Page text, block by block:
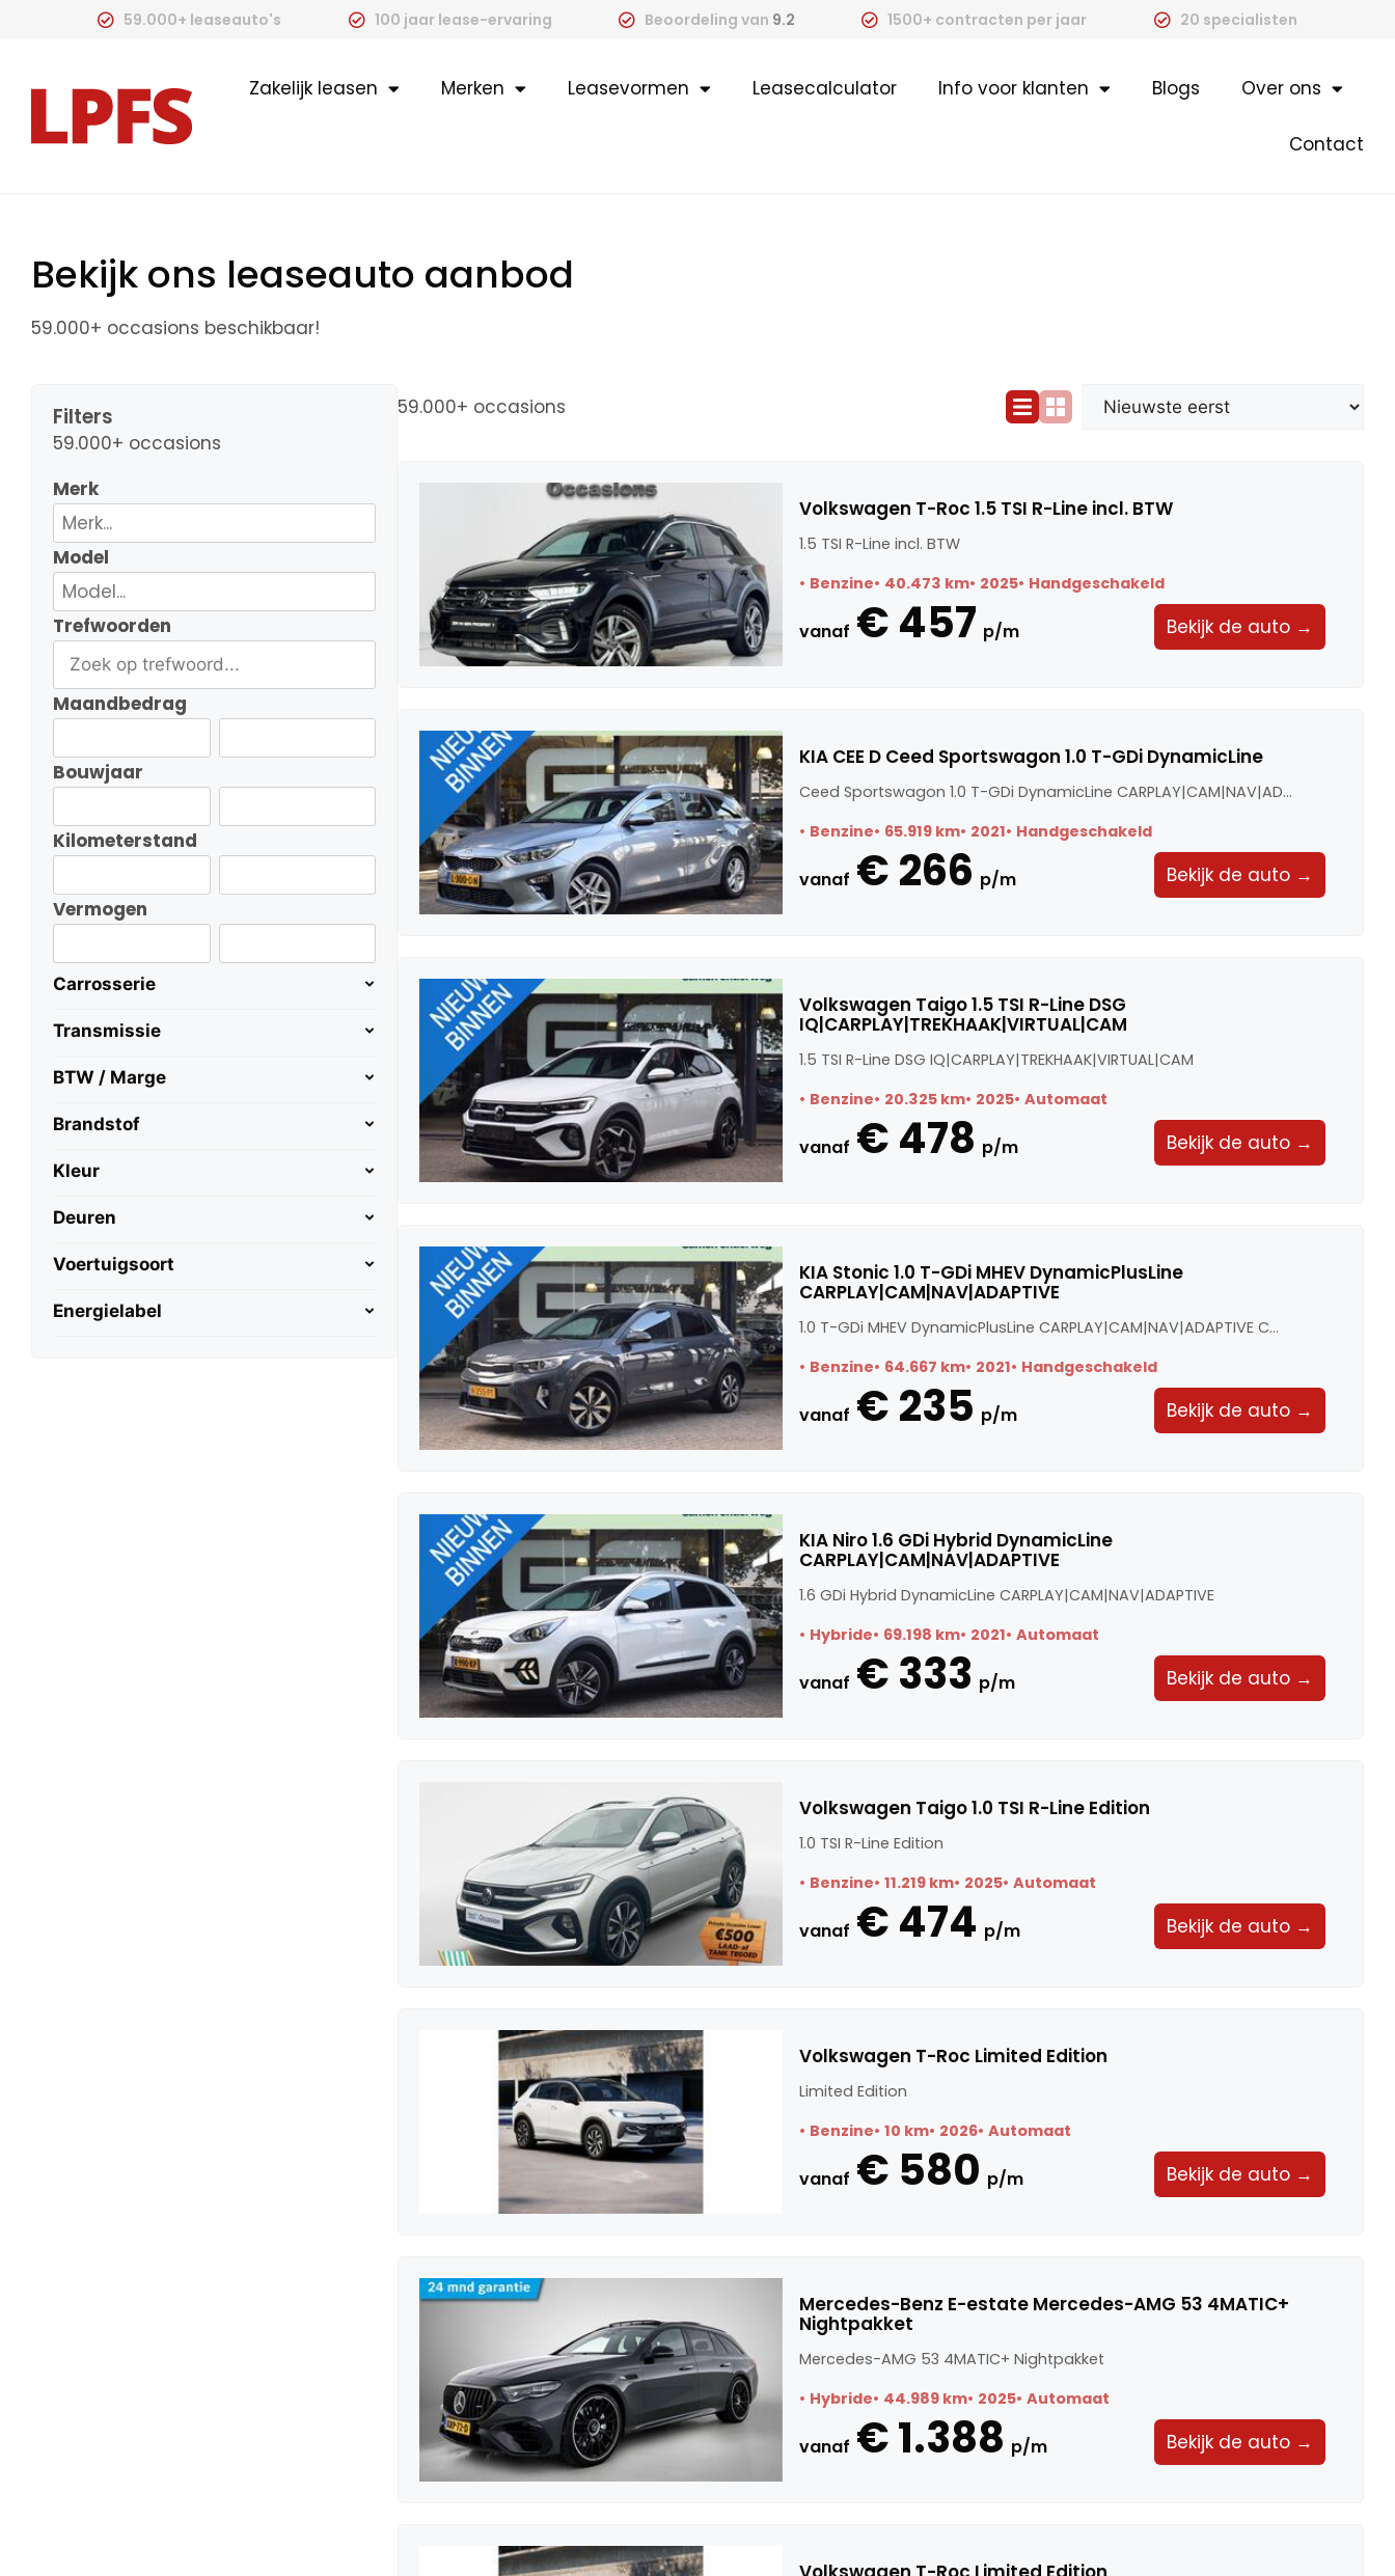
59.000+ leaseauto's 100 jaar lease-ervaring Beoordeling van 9.2 1500+ contracten per jaar 20 specialisten
Zakelijk leasen Merken Leasevormen Leasecalculator Info voor klanten Blogs Over ons
Contact
Bekijk ons leaseauto aanbod
59.000+ occasions beschikbaar!
Filters
59.000+ occasions
Merk
Model
Trefwoorden
Maandbedrag
Bouwjaar
Kilometerstand
Vermogen
Carrosserie
Transmissie
BTW / Marge
Brandstof
Kleur
Deuren
Voertuigsoort
Energielabel
59.000+ occasions
Volkswagen T-Roc 1.5 TSI R-Line incl. BTW
1.5 TSI R-Line incl. BTW
Benzine 40.473 km 2025 Handgeschakeld
vanaf € 457 p/m Bekijk de auto →
KIA CEE D Ceed Sportswagon 1.0 T-GDi DynamicLine
Ceed Sportswagon 1.0 T-GDi DynamicLine CARPLAY|CAM|NAV|AD...
Benzine 65.919 km 2021 Handgeschakeld
vanaf € 266 p/m Bekijk de auto →
Volkswagen Taigo 1.5 TSI R-Line DSG
IQ|CARPLAY|TREKHAAK|VIRTUAL|CAM
1.5 TSI R-Line DSG IQ|CARPLAY|TREKHAAK|VIRTUAL|CAM
Benzine 20.325 km 2025 Automaat
vanaf € 478 p/m Bekijk de auto →
KIA Stonic 1.0 T-GDi MHEV DynamicPlusLine
CARPLAY|CAM|NAV|ADAPTIVE
1.0 T-GDi MHEV DynamicPlusLine CARPLAY|CAM|NAV|ADAPTIVE C...
Benzine 64.667 km 2021 Handgeschakeld
vanaf € 235 p/m Bekijk de auto →
KIA Niro 1.6 GDi Hybrid DynamicLine
CARPLAY|CAM|NAV|ADAPTIVE
1.6 GDi Hybrid DynamicLine CARPLAY|CAM|NAV|ADAPTIVE
Hybride 69.198 km 2021 Automaat
vanaf € 333 p/m Bekijk de auto →
Volkswagen Taigo 1.0 TSI R-Line Edition
1.0 TSI R-Line Edition
Benzine 11.219 km 2025 Automaat
vanaf € 474 p/m Bekijk de auto →
Volkswagen T-Roc Limited Edition
Limited Edition
Benzine 10 km 2026 Automaat
vanaf € 580 p/m Bekijk de auto →
Mercedes-Benz E-estate Mercedes-AMG 53 4MATIC+
Nightpakket
Mercedes-AMG 53 4MATIC+ Nightpakket
Hybride 44.989 km 2025 Automaat
vanaf € 1.388 p/m Bekijk de auto →